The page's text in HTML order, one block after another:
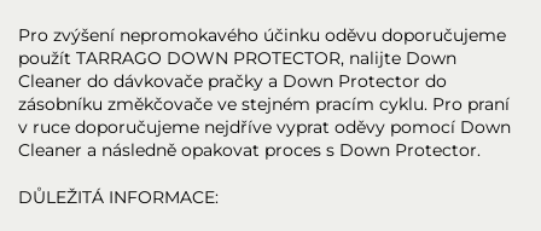
Pro zvýšení nepromokavého účinku oděvu doporučujeme
použít TARRAGO DOWN PROTECTOR, nalijte Down
Cleaner do dávkovače pračky a Down Protector do
zásobníku změkčovače ve stejném pracím cyklu. Pro praní
v ruce doporučujeme nejdříve vyprat oděvy pomocí Down
Cleaner a následně opakovat proces s Down Protector.
DŮLEŽITÁ INFORMACE: